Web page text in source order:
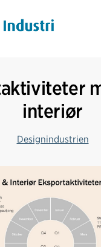
interiør
Designindustrien